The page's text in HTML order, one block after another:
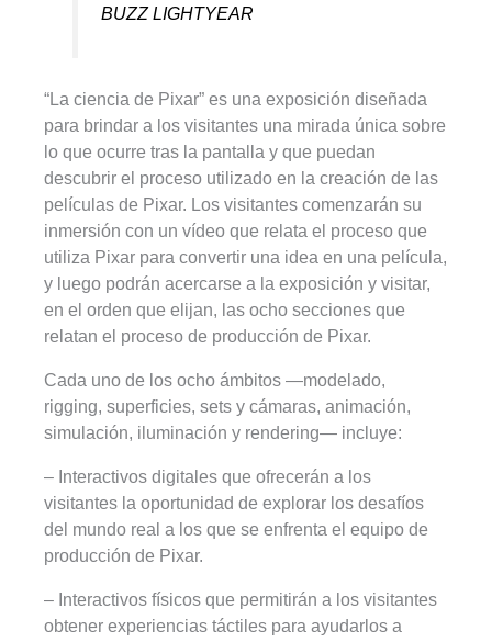
BUZZ LIGHTYEAR
“La ciencia de Pixar” es una exposición diseñada
para brindar a los visitantes una mirada única sobre
lo que ocurre tras la pantalla y que puedan
descubrir el proceso utilizado en la creación de las
películas de Pixar. Los visitantes comenzarán su
inmersión con un vídeo que relata el proceso que
utiliza Pixar para convertir una idea en una película,
y luego podrán acercarse a la exposición y visitar,
en el orden que elijan, las ocho secciones que
relatan el proceso de producción de Pixar.
Cada uno de los ocho ámbitos —modelado,
rigging, superficies, sets y cámaras, animación,
simulación, iluminación y rendering— incluye:
– Interactivos digitales que ofrecerán a los
visitantes la oportunidad de explorar los desafíos
del mundo real a los que se enfrenta el equipo de
producción de Pixar.
– Interactivos físicos que permitirán a los visitantes
obtener experiencias táctiles para ayudarlos a